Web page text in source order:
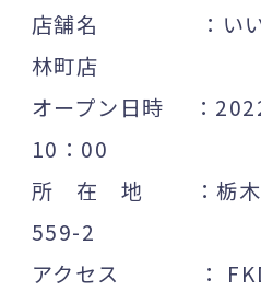
店舗名 ：いい部
林町店
オープン日時 ：2022
10：00
所 在 地 ：栃木県
559-2
アクセス ： FKD